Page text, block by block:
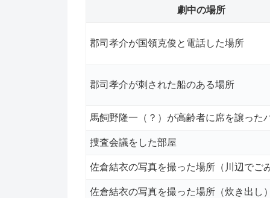
劇中の場所
郡司孝介が国領克俊と電話した場所
郡司孝介が刺された船のある場所
馬飼野隆一（？）が高齢者に席を譲った
捜査会議をした部屋
佐倉結衣の写真を撮った場所（川辺でご
佐倉結衣の写真を撮った場所（炊き出し）